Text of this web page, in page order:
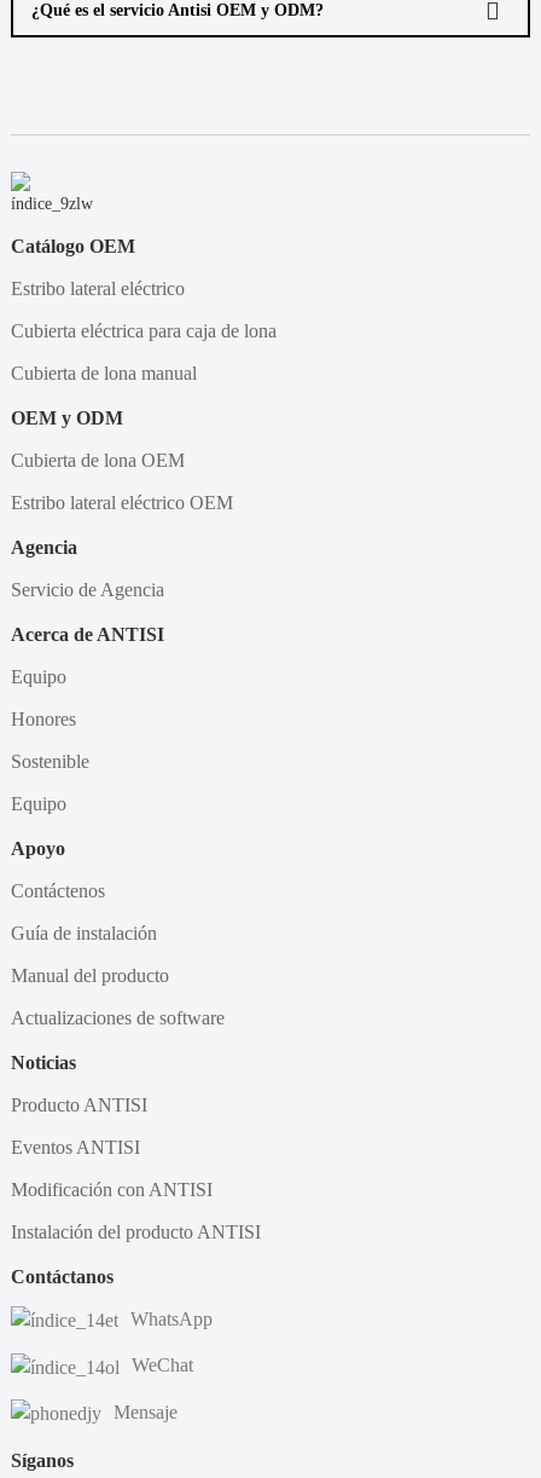
¿Qué es el servicio Antisi OEM y ODM?
Catálogo OEM
Estribo lateral eléctrico
Cubierta eléctrica para caja de lona
Cubierta de lona manual
OEM y ODM
Cubierta de lona OEM
Estribo lateral eléctrico OEM
Agencia
Servicio de Agencia
Acerca de ANTISI
Equipo
Honores
Sostenible
Equipo
Apoyo
Contáctenos
Guía de instalación
Manual del producto
Actualizaciones de software
Noticias
Producto ANTISI
Eventos ANTISI
Modificación con ANTISI
Instalación del producto ANTISI
Contáctanos
WhatsApp
WeChat
Mensaje
Síganos